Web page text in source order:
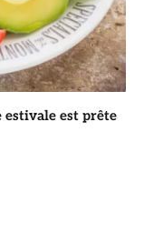
estivale est prête